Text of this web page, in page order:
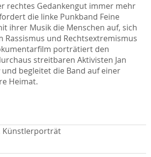
rechtes Gedankengut immer mehr
die linke Punkband Feine
ihrer Musik die Menschen auf, sich
Rassismus und Rechtsextremismus
porträtiert den
streitbaren Aktivisten Jan
und begleitet die Band auf einer
Heimat.
Künstlerporträt